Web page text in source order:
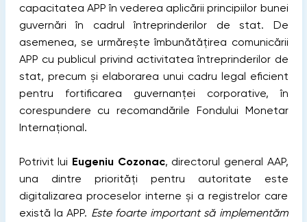
capacitatea APP în vederea aplicării principiilor bunei
guvernări în cadrul întreprinderilor de stat. De
asemenea, se urmărește îmbunătățirea comunicării
APP cu publicul privind activitatea întreprinderilor de
stat, precum și elaborarea unui cadru legal eficient
pentru fortificarea guvernanței corporative, în
corespundere cu recomandările Fondului Monetar
Internațional.
Potrivit lui Eugeniu Cozonac, directorul general AAP,
una dintre priorități pentru autoritate este
digitalizarea proceselor interne și a registrelor care
există la APP. Este foarte important să implementăm